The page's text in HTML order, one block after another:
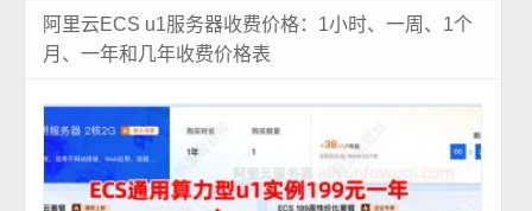
阿里云ECS u1服务器收费价格：1小时、一周、1个
月、一年和几年收费价格表